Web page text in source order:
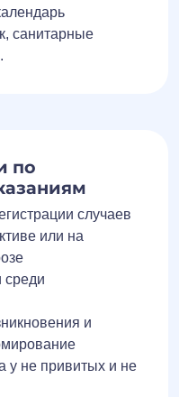
санитарные
по
случаев
или на
среди
и
у не привитых и не